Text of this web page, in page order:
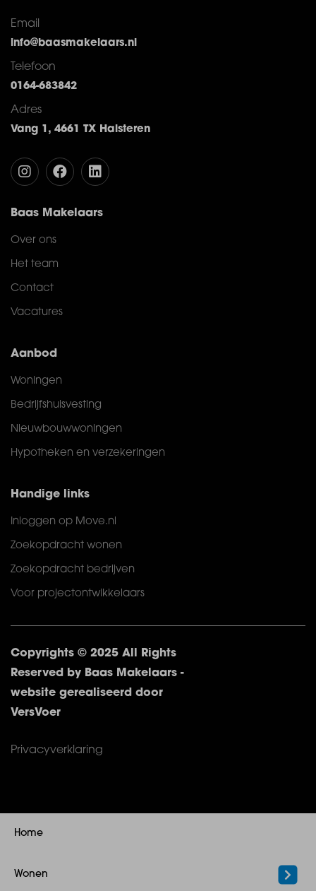
Email
info@baasmakelaars.nl
Telefoon
0164-683842
Adres
Vang 1, 4661 TX Halsteren
Baas Makelaars
Over ons
Het team
Contact
Vacatures
Aanbod
Woningen
Bedrijfshuisvesting
Nieuwbouwwoningen
Hypotheken en verzekeringen
Handige links
Inloggen op Move.nl
Zoekopdracht wonen
Zoekopdracht bedrijven
Voor projectontwikkelaars
Copyrights © 2025 All Rights
Reserved by Baas Makelaars -
website gerealiseerd door
VersVoer
Privacyverklaring
Home
Wonen